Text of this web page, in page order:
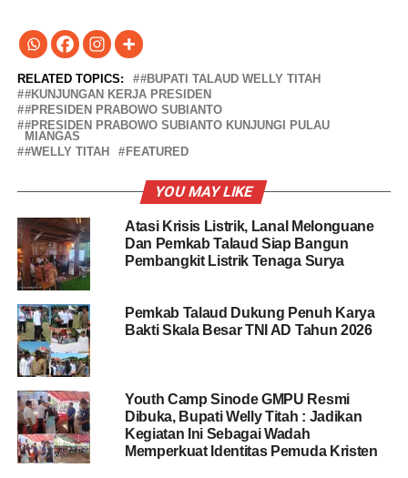
RELATED TOPICS:
#BUPATI TALAUD WELLY TITAH
#KUNJUNGAN KERJA PRESIDEN
#PRESIDEN PRABOWO SUBIANTO
#PRESIDEN PRABOWO SUBIANTO KUNJUNGI PULAU
MIANGAS
#WELLY TITAH
FEATURED
YOU MAY LIKE
Atasi Krisis Listrik, Lanal Melonguane
Dan Pemkab Talaud Siap Bangun
Pembangkit Listrik Tenaga Surya
Pemkab Talaud Dukung Penuh Karya
Bakti Skala Besar TNI AD Tahun 2026
Youth Camp Sinode GMPU Resmi
Dibuka, Bupati Welly Titah : Jadikan
Kegiatan Ini Sebagai Wadah
Memperkuat Identitas Pemuda Kristen